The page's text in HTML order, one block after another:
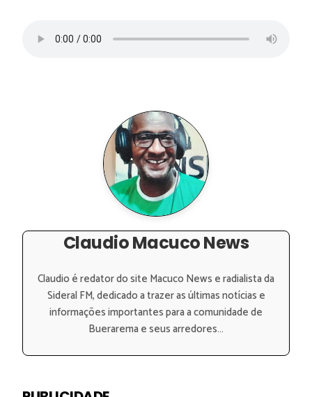
Claudio Macuco News
Claudio é redator do site Macuco News e radialista da
Sideral FM, dedicado a trazer as últimas notícias e
informações importantes para a comunidade de
Buerarema e seus arredores...